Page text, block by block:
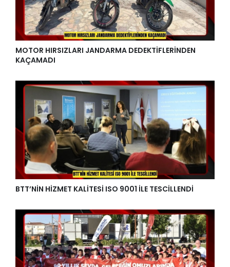
MOTOR HIRSIZLARI JANDARMA DEDEKTİFLERİNDEN
KAÇAMADI
BTT’NİN HİZMET KALİTESİ ISO 9001 İLE TESCİLLENDİ